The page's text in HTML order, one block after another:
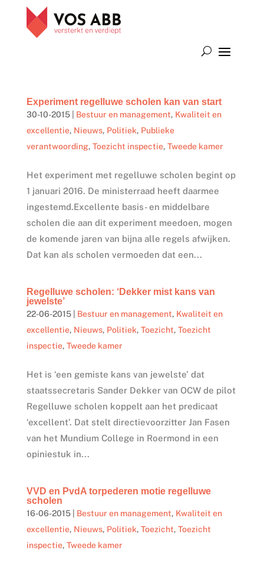
Experiment regelluwe scholen kan van start
30-10-2015| Bestuur en management, Kwaliteit en
excellentie, Nieuws, Politiek, Publieke
verantwoording, Toezicht inspectie, Tweede kamer
Het experiment met regelluwe scholen begint op
1 januari 2016. De ministerraad heeft daarmee
ingestemd.Excellente basis- en middelbare
scholen die aan dit experiment meedoen, mogen
de komende jaren van bijna alle regels afwijken.
Dat kan als scholen vermoeden dat een...
Regelluwe scholen: ‘Dekker mist kans van
jewelste’
22-06-2015| Bestuur en management, Kwaliteit en
excellentie, Nieuws, Politiek, Toezicht, Toezicht
inspectie, Tweede kamer
Het is ‘een gemiste kans van jewelste’ dat
staatssecretaris Sander Dekker van OCW de pilot
Regelluwe scholen koppelt aan het predicaat
‘excellent’. Dat stelt directievoorzitter Jan Fasen
van het Mundium College in Roermond in een
opiniestuk in...
VVD en PvdA torpederen motie regelluwe
scholen
16-06-2015| Bestuur en management, Kwaliteit en
excellentie, Nieuws, Politiek, Toezicht, Toezicht
inspectie, Tweede kamer